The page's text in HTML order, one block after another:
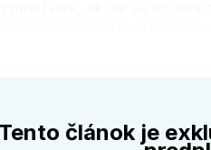
Tento článok je